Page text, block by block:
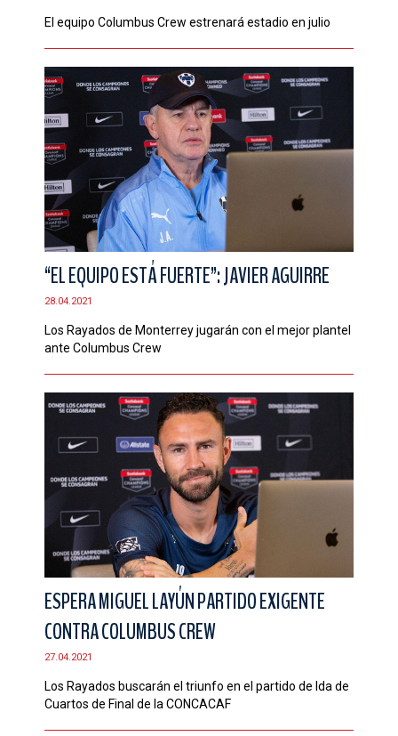
El equipo Columbus Crew estrenará estadio en julio
“EL EQUIPO ESTÁ FUERTE”: JAVIER AGUIRRE
28.04.2021
Los Rayados de Monterrey jugarán con el mejor plantel
ante Columbus Crew
ESPERA MIGUEL LAYÚN PARTIDO EXIGENTE
CONTRA COLUMBUS CREW
27.04.2021
Los Rayados buscarán el triunfo en el partido de Ida de
Cuartos de Final de la CONCACAF